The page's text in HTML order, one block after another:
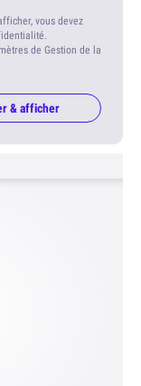
vous devez
de Gestion de la
& afficher